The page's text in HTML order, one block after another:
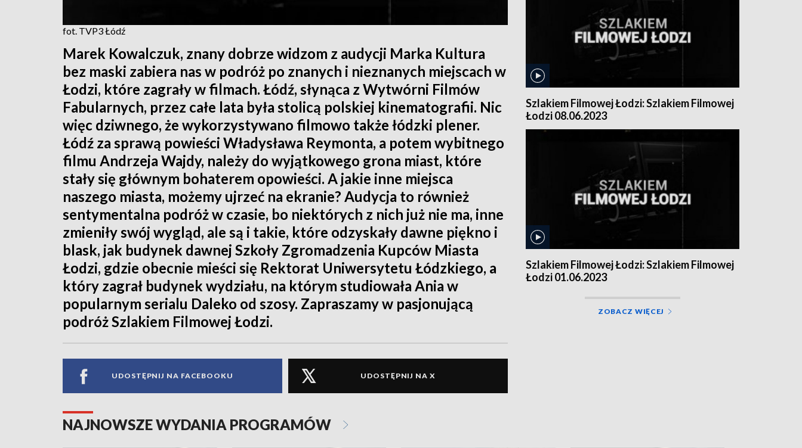
fot. TVP3 Łódź
Marek Kowalczuk, znany dobrze widzom z audycji Marka Kultura
bez maski zabiera nas w podróż po znanych i nieznanych miejscach w
Łodzi, które zagrały w filmach. Łódź, słynąca z Wytwórni Filmów
Fabularnych, przez całe lata była stolicą polskiej kinematografii. Nic
więc dziwnego, że wykorzystywano filmowo także łódzki plener.
Łódź za sprawą powieści Władysława Reymonta, a potem wybitnego
filmu Andrzeja Wajdy, należy do wyjątkowego grona miast, które
stały się głównym bohaterem opowieści. A jakie inne miejsca
naszego miasta, możemy ujrzeć na ekranie? Audycja to również
sentymentalna podróż w czasie, bo niektórych z nich już nie ma, inne
zmieniły swój wygląd, ale są i takie, które odzyskały dawne piękno i
blask, jak budynek dawnej Szkoły Zgromadzenia Kupców Miasta
Łodzi, gdzie obecnie mieści się Rektorat Uniwersytetu Łódzkiego, a
który zagrał budynek wydziału, na którym studiowała Ania w
popularnym serialu Daleko od szosy. Zapraszamy w pasjonującą
podróż Szlakiem Filmowej Łodzi.
UDOSTĘPNIJ NA FACEBOOKU UDOSTĘPNIJ NA X
Szlakiem Filmowej Łodzi: Szlakiem Filmowej
Łodzi 08.06.2023
Szlakiem Filmowej Łodzi: Szlakiem Filmowej
Łodzi 01.06.2023
ZOBACZ WIĘCEJ
NAJNOWSZE WYDANIA PROGRAMÓW